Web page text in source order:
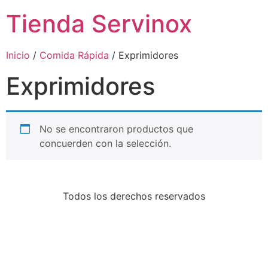
Tienda Servinox
Inicio / Comida Rápida / Exprimidores
Exprimidores
No se encontraron productos que
concuerden con la selección.
Todos los derechos reservados